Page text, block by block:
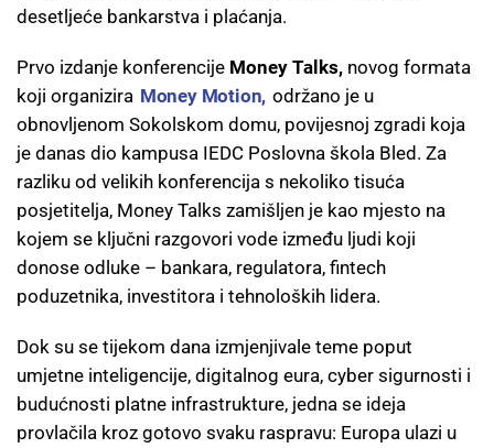
desetljeće bankarstva i plaćanja.
Prvo izdanje konferencije Money Talks, novog formata
koji organizira Money Motion, održano je u
obnovljenom Sokolskom domu, povijesnoj zgradi koja
je danas dio kampusa IEDC Poslovna škola Bled. Za
razliku od velikih konferencija s nekoliko tisuća
posjetitelja, Money Talks zamišljen je kao mjesto na
kojem se ključni razgovori vode između ljudi koji
donose odluke – bankara, regulatora, fintech
poduzetnika, investitora i tehnoloških lidera.
Dok su se tijekom dana izmjenjivale teme poput
umjetne inteligencije, digitalnog eura, cyber sigurnosti i
budućnosti platne infrastrukture, jedna se ideja
provlačila kroz gotovo svaku raspravu: Europa ulazi u